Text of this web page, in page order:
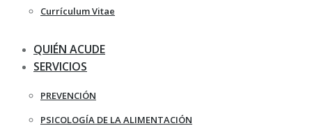
Currículum Vitae
QUIÉN ACUDE
SERVICIOS
PREVENCIÓN
PSICOLOGÍA DE LA ALIMENTACIÓN